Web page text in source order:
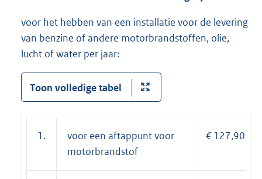
voor het hebben van een installatie voor de levering
van benzine of andere motorbrandstoffen, olie,
lucht of water per jaar:
Toon volledige tabel
1.
voor een aftappunt voor
motorbrandstof
€ 127,90